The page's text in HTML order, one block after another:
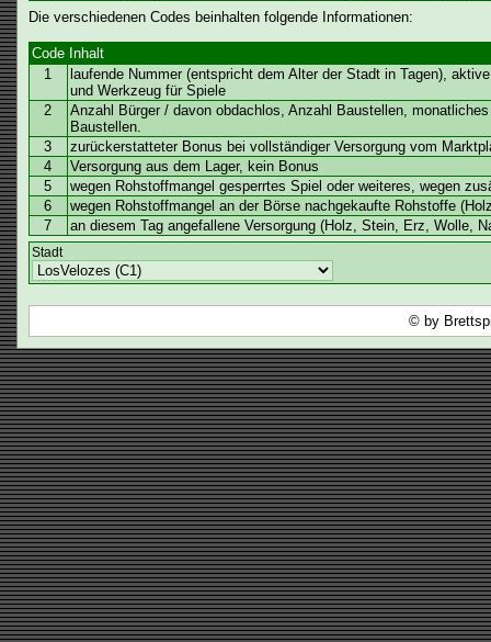
Die verschiedenen Codes beinhalten folgende Informationen:
Code Inhalt
1
laufende Nummer (entspricht dem Alter der Stadt in Tagen),
und Werkzeug für Spiele
2
Anzahl Bürger / davon obdachlos, Anzahl Baustellen,
Baustellen.
3
zurückerstatteter Bonus bei vollständiger Versorgung vom
4
Versorgung aus dem Lager, kein Bonus
5
wegen Rohstoffmangel gesperrtes Spiel oder weiteres, wegen
6
wegen Rohstoffmangel an der Börse nachgekaufte Rohstoffe
7
an diesem Tag angefallene Versorgung (Holz, Stein, Erz, Wolle,
Stadt
© by